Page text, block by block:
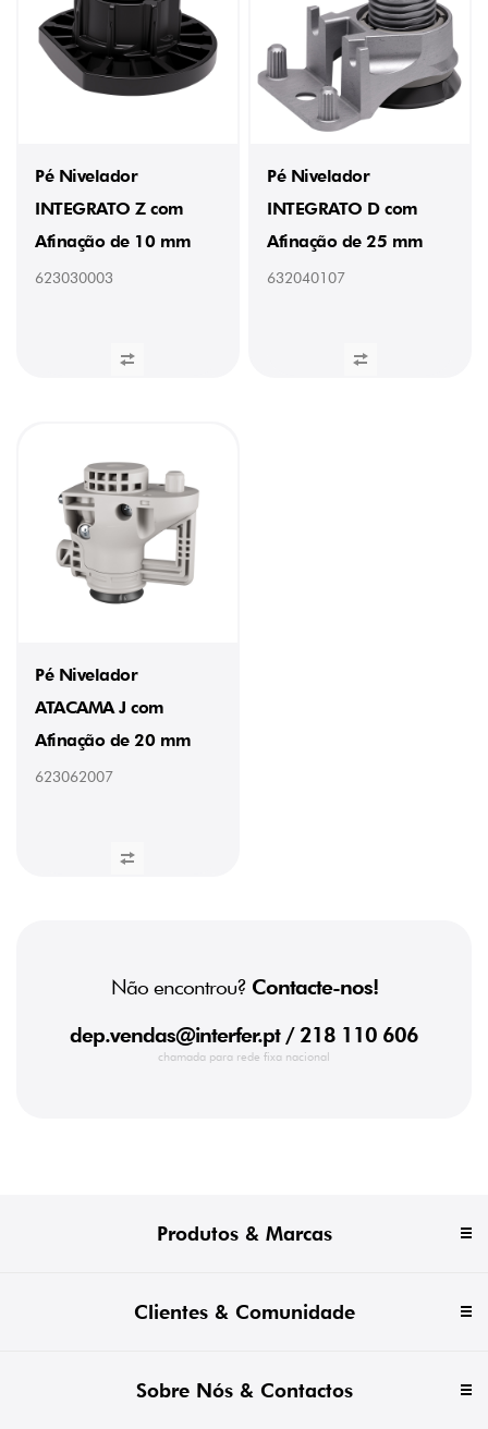
Pé Nivelador
INTEGRATO Z com
Afinação de 10 mm
623030003
Pé Nivelador
INTEGRATO D com
Afinação de 25 mm
632040107
Pé Nivelador
ATACAMA J com
Afinação de 20 mm
623062007
Não encontrou? Contacte-nos!
dep.vendas@interfer.pt/ 218 110 606
chamada para rede fixa nacional
Produtos & Marcas
Clientes & Comunidade
Sobre Nós & Contactos